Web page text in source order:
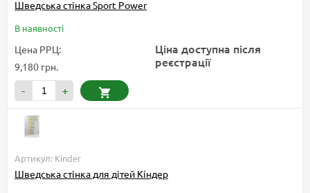
Шведська стінка Sport Power
В наявності
Цена РРЦ:
9,180 грн.
Ціна доступна після
реєстрації
- +
Артикул: Kinder
Шведська стінка для дітей Кіндер